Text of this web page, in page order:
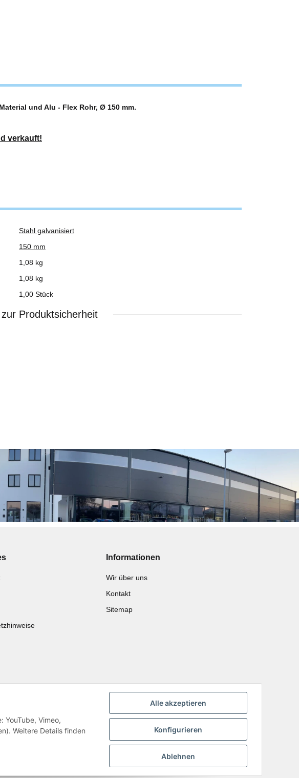
Alle akzeptieren
Konfigurieren
Ablehnen
YouTube, Vimeo,
Weitere Details finden
und Alu - Flex Rohr, Ø 150 mm.
verkauft!
Stahl galvanisiert
150 mm
1,08 kg
1,08 kg
1,00 Stück
Produktsicherheit
Informationen
Wir über uns
Kontakt
Sitemap
anschauen